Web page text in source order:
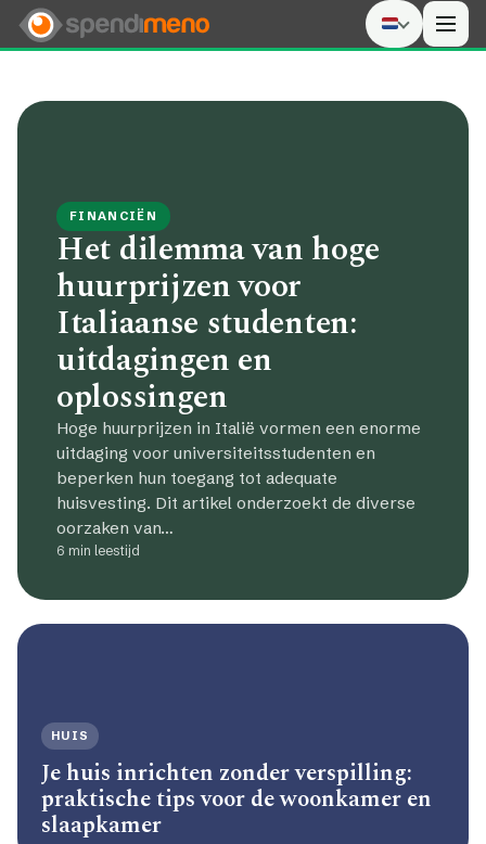
FINANCIËN
Het dilemma van hoge
huurprijzen voor
Italiaanse studenten:
uitdagingen en
oplossingen
Hoge huurprijzen in Italië vormen een enorme
uitdaging voor universiteitsstudenten en
beperken hun toegang tot adequate
huisvesting. Dit artikel onderzoekt de diverse
oorzaken van…
6 min leestijd
HUIS
Je huis inrichten zonder verspilling:
praktische tips voor de woonkamer en
slaapkamer